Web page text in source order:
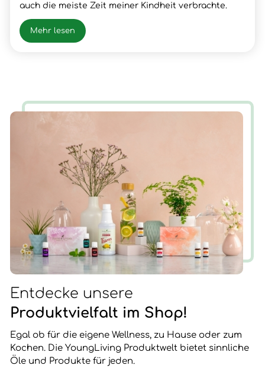
auch die meiste Zeit meiner Kindheit verbrachte.
Nach meinem Schulabschluss lernte ich den Beruf
meines Vaters, Fleischer, wo ich dann auch die
Gesellen- und Meister Prüfung positiv absolvierte.
brachte. Nun ist die Zeit gekommen, wieder AUF ZU
Mehr lesen
Entdecke unsere
Produktvielfalt im Shop!
Egal ob für die eigene Wellness, zu Hause oder zum
Kochen. Die YoungLiving Produktwelt bietet sinnliche
Öle und Produkte für jeden.